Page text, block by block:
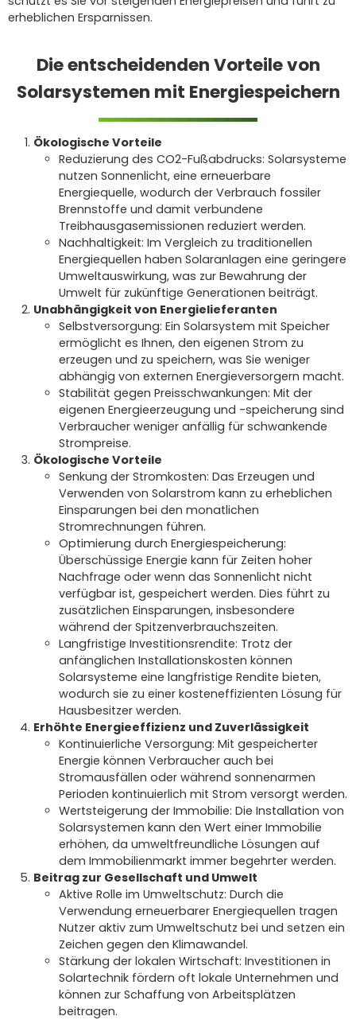
erheblichen Ersparnissen.
Die entscheidenden Vorteile von
Solarsystemen mit Energiespeichern
Ökologische Vorteile
Reduzierung des CO2-Fußabdrucks: Solarsysteme
nutzen Sonnenlicht, eine erneuerbare
Energiequelle, wodurch der Verbrauch fossiler
Brennstoffe und damit verbundene
Treibhausgasemissionen reduziert werden.
Nachhaltigkeit: Im Vergleich zu traditionellen
Energiequellen haben Solaranlagen eine geringere
Umweltauswirkung, was zur Bewahrung der
Umwelt für zukünftige Generationen beiträgt.
Unabhängigkeit von Energielieferanten
Selbstversorgung: Ein Solarsystem mit Speicher
ermöglicht es Ihnen, den eigenen Strom zu
erzeugen und zu speichern, was Sie weniger
abhängig von externen Energieversorgern macht.
Stabilität gegen Preisschwankungen: Mit der
eigenen Energieerzeugung und -speicherung sind
Verbraucher weniger anfällig für schwankende
Strompreise.
Ökologische Vorteile
Senkung der Stromkosten: Das Erzeugen und
Verwenden von Solarstrom kann zu erheblichen
Einsparungen bei den monatlichen
Stromrechnungen führen.
Optimierung durch Energiespeicherung:
Überschüssige Energie kann für Zeiten hoher
Nachfrage oder wenn das Sonnenlicht nicht
verfügbar ist, gespeichert werden. Dies führt zu
zusätzlichen Einsparungen, insbesondere
während der Spitzenverbrauchszeiten.
Langfristige Investitionsrendite: Trotz der
anfänglichen Installationskosten können
Solarsysteme eine langfristige Rendite bieten,
wodurch sie zu einer kosteneffizienten Lösung für
Hausbesitzer werden.
Erhöhte Energieeffizienz und Zuverlässigkeit
Kontinuierliche Versorgung: Mit gespeicherter
Energie können Verbraucher auch bei
Stromausfällen oder während sonnenarmen
Perioden kontinuierlich mit Strom versorgt werden.
Wertsteigerung der Immobilie: Die Installation von
Solarsystemen kann den Wert einer Immobilie
erhöhen, da umweltfreundliche Lösungen auf
dem Immobilienmarkt immer begehrter werden.
Beitrag zur Gesellschaft und Umwelt
Aktive Rolle im Umweltschutz: Durch die
Verwendung erneuerbarer Energiequellen tragen
Nutzer aktiv zum Umweltschutz bei und setzen ein
Zeichen gegen den Klimawandel.
Stärkung der lokalen Wirtschaft: Investitionen in
Solartechnik fördern oft lokale Unternehmen und
können zur Schaffung von Arbeitsplätzen
beitragen.